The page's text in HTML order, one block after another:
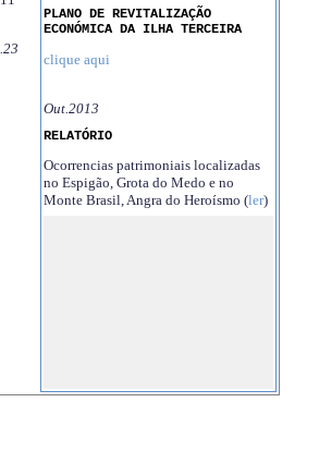
PLANO DE REVITALIZAÇÃO
ECONÓMICA DA ILHA TERCEIRA
clique aqui
Out.2013
RELATÓRIO
Ocorrencias patrimoniais localizadas
no Espigão, Grota do Medo e no
Monte Brasil, Angra do Heroísmo (ler)